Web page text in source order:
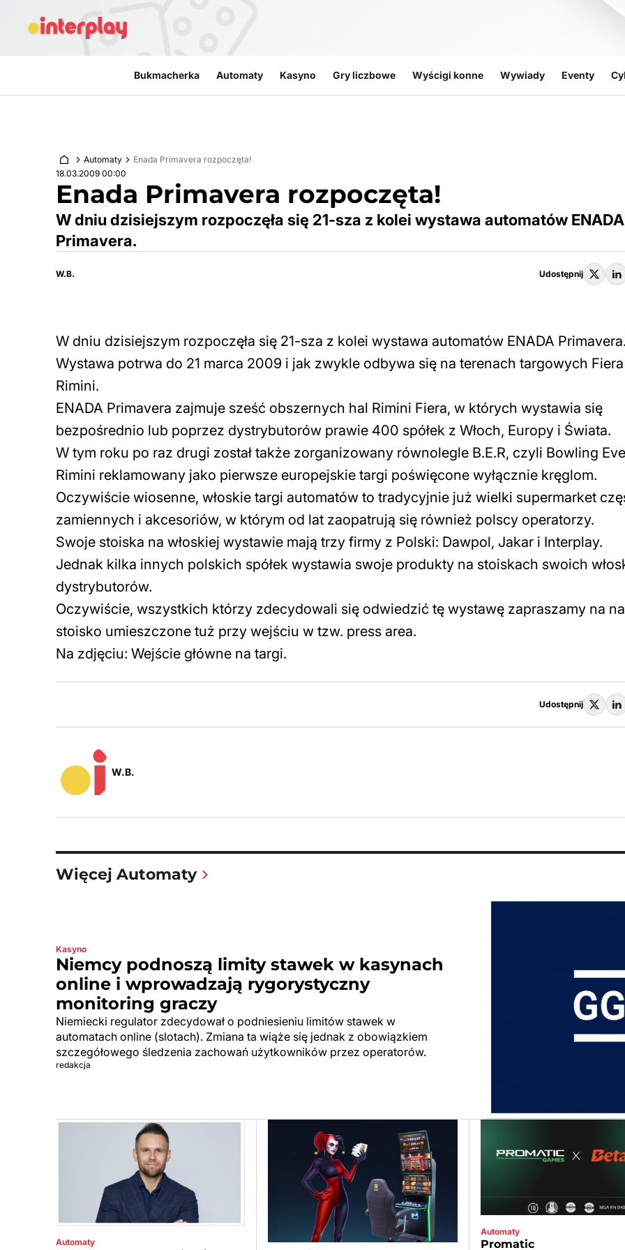
Bukmacherka Automaty Kasyno Gry liczbowe Wyścigi konne Wywiady Eventy
Automaty
Enada Primavera rozpoczęta!
18.03.2009 00:00
Enada Primavera rozpoczęta!
W dniu dzisiejszym rozpoczęła się 21-sza z kolei wystawa automatów ENADA
Primavera.
W.B. Udostępnij
W dniu dzisiejszym rozpoczęła się 21-sza z kolei wystawa automatów ENADA Primavera.
Wystawa potrwa do 21 marca 2009 i jak zwykle odbywa się na terenach targowych
Rimini.
ENADA Primavera zajmuje sześć obszernych hal Rimini Fiera, w których wystawia się
bezpośrednio lub poprzez dystrybutorów prawie 400 spółek z Włoch, Europy i Świata.
W tym roku po raz drugi został także zorganizowany równolegle B.E.R, czyli Bowling
Rimini reklamowany jako pierwsze europejskie targi poświęcone wyłącznie kręglom.
Oczywiście wiosenne, włoskie targi automatów to tradycyjnie już wielki supermarket
zamiennych i akcesoriów, w którym od lat zaopatrują się również polscy operatorzy.
Swoje stoiska na włoskiej wystawie mają trzy firmy z Polski: Dawpol, Jakar i Interplay.
Jednak kilka innych polskich spółek wystawia swoje produkty na stoiskach swoich
dystrybutorów.
Oczywiście, wszystkich którzy zdecydowali się odwiedzić tę wystawę zapraszamy na
stoisko umieszczone tuż przy wejściu w tzw. press area.
Na zdjęciu: Wejście główne na targi.
Udostępnij
W.B.
Więcej Automaty
Kasyno
Niemcy podnoszą limity stawek w kasynach
online i wprowadzają rygorystyczny
monitoring graczy
Niemiecki regulator zdecydował o podniesieniu limitów stawek w
automatach online (slotach). Zmiana ta wiąże się jednak z obowiązkiem
szczegółowego śledzenia zachowań użytkowników przez operatorów.
redakcja
Automaty
Automaty
Promatic